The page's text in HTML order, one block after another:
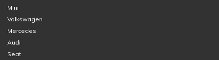
Mini
Volkswagen
Mercedes
Audi
Seat